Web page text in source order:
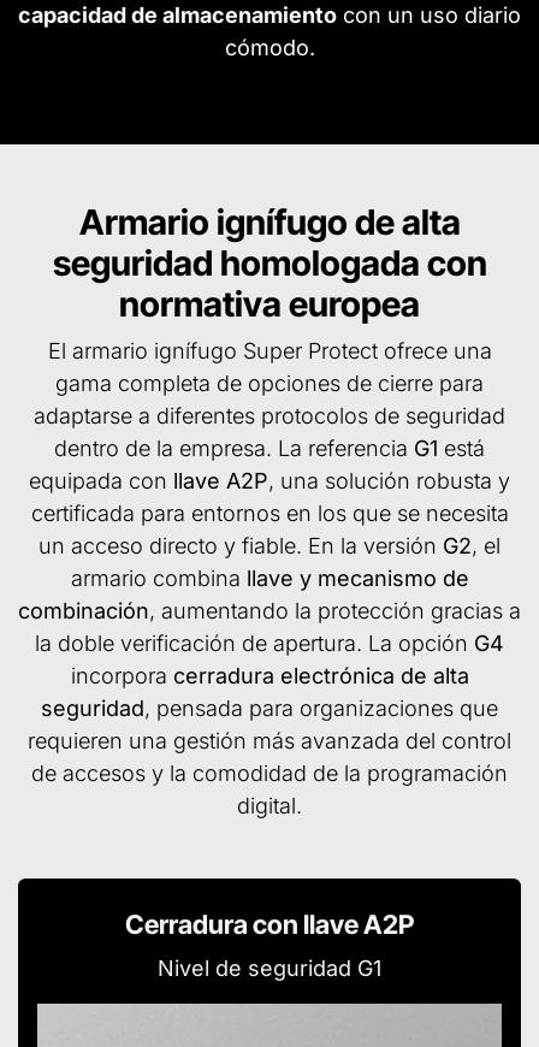
capacidad de almacenamiento con un uso diario
cómodo.
Armario ignífugo de alta
seguridad homologada con
normativa europea
El armario ignífugo Super Protect ofrece una
gama completa de opciones de cierre para
adaptarse a diferentes protocolos de seguridad
dentro de la empresa. La referencia G1 está
equipada con llave A2P, una solución robusta y
certificada para entornos en los que se necesita
un acceso directo y fiable. En la versión G2, el
armario combina llave y mecanismo de
combinación, aumentando la protección gracias a
la doble verificación de apertura. La opción G4
incorpora cerradura electrónica de alta
seguridad, pensada para organizaciones que
requieren una gestión más avanzada del control
de accesos y la comodidad de la programación
digital.
Cerradura con llave A2P
Nivel de seguridad G1